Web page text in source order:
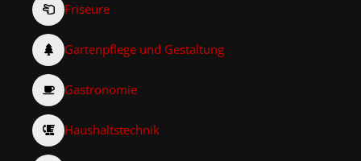
Friseure
Gartenpflege und Gestaltung
Gastronomie
Haushaltstechnik